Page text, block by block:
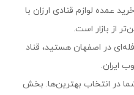
عمده لوازم قنادی ارزان با
در اصفهان هستید، قناد
در انتخاب بهترین‌ها. بخش